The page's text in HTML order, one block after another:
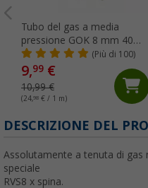
Tubo del gas a media
pressione GOK 8 mm 40
cm
(Più di 100)
9,99 €
10,99 €
(24,98 € / 1 m)
DESCRIZIONE DEL
Assolutamente a tenuta di gas
speciale
RVS8 x spina.